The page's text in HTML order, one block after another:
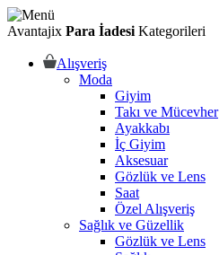
Avantajix Para İadesi Kategorileri
Alışveriş
Moda
Giyim
Takı ve Mücevher
Ayakkabı
İç Giyim
Aksesuar
Gözlük ve Lens
Saat
Özel Alışveriş
Sağlık ve Güzellik
Gözlük ve Lens